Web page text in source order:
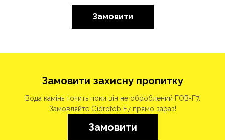
Замовити
Замовити захисну пропитку
Вода камінь точить поки він не оброблений FOB-F7.
Замовляйте Gidrofob F7 прямо зараз!
Замовити